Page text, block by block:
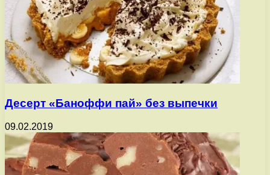
Десерт «Баноффи пай» без выпечки
09.02.2019